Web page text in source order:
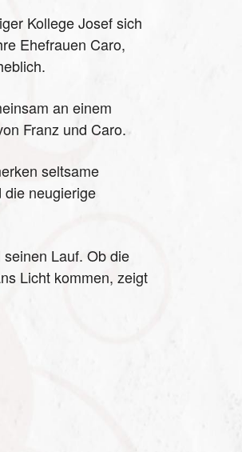
Kollege Josef sich
Ehefrauen Caro,
an einem
Franz und Caro.
seltsame
die neugierige
Lauf. Ob die
Licht kommen, zeigt